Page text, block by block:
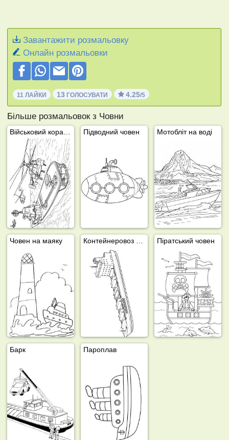
Завантажити розмальовку
Онлайн розмальовки
11 ЛАЙКИ 13 ГОЛОСУВАТИ 4.25/5
Більше розмальовок з Човни
Підводний човен Мотобліт на воді
Човен на маяку Піратський човен
Барк Пароплав